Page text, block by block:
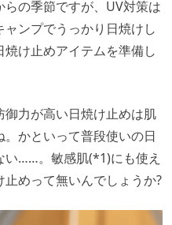
の季節ですが、UV対策は
ンプでうっかり日焼けし
け止めアイテムを準備し
力が高い日焼け止めは肌
かといって普段使いの日
い……。敏感肌(*1)にも使え
めって無いんでしょうか?